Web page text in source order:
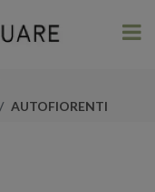
AUTOFIORENTI